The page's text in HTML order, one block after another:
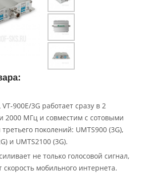
VT-900E/3G работает сразу в 2
2000 МГц и совместим с сотовыми
поколений: UMTS900 (3G),
и UMTS2100 (3G).
не только голосовой сигнал,
скорость мобильного интернета.